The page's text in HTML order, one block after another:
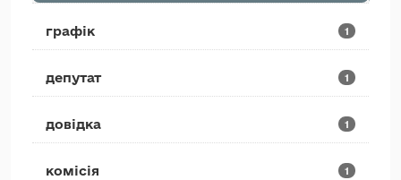
графік 1
депутат 1
довідка 1
комісія 1